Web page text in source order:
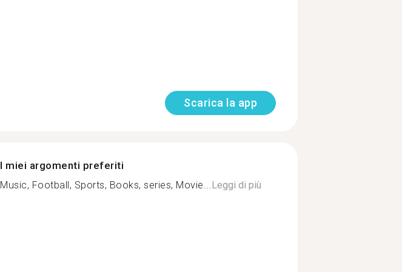
Scarica la app
I miei argomenti preferiti
Music, Football, Sports, Books, series, Movie...Leggi di più